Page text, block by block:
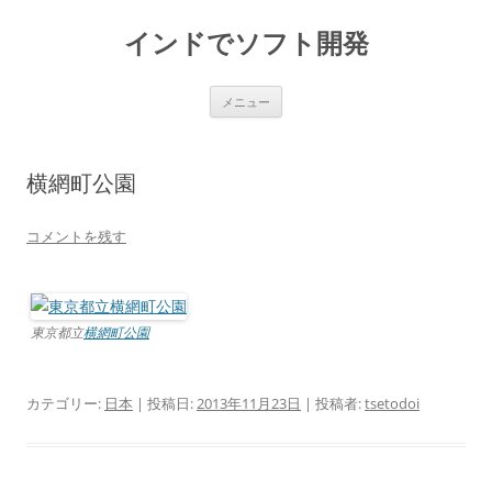
インドでソフト開発
メニュー
横網町公園
コメントを残す
東京都立横網町公園
カテゴリー: 日本 | 投稿日:2013年11月23日 | 投稿者:tsetodoi